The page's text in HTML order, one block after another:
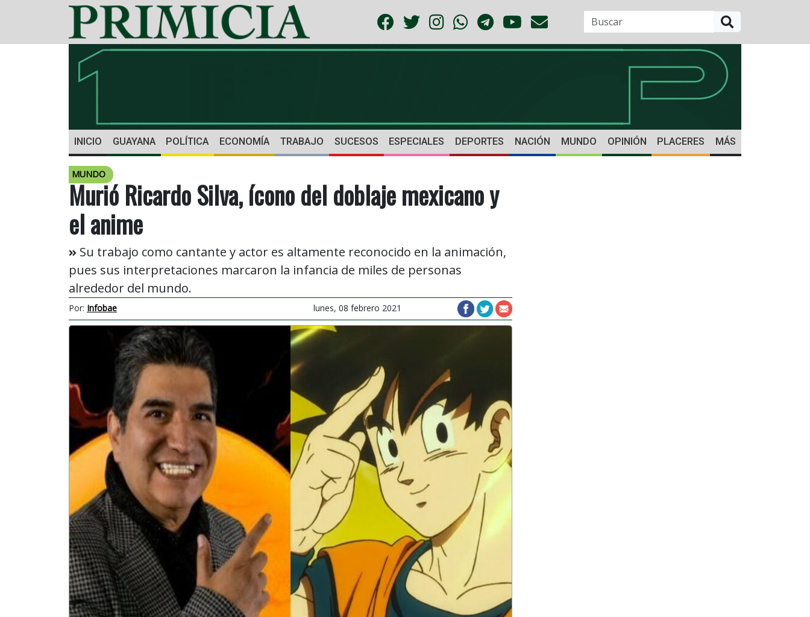
INICIO GUAYANA POLÍTICA ECONOMÍA TRABAJO SUCESOS ESPECIALES DEPORTES NACIÓN MUNDO OPINIÓN PLACERES MÁS
MUNDO
Murió Ricardo Silva, ícono del doblaje mexicano y
el anime
Su trabajo como cantante y actor es altamente reconocido en la animación,
pues sus interpretaciones marcaron la infancia de miles de personas
alrededor del mundo.
Por: Infobae lunes, 08 febrero 2021